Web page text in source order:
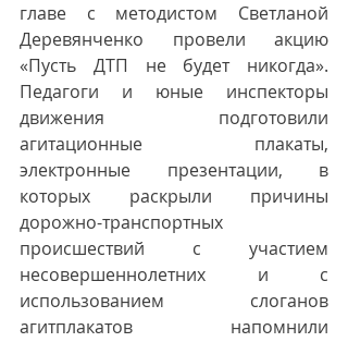
главе с методистом Светланой
Деревянченко провели акцию
«Пусть ДТП не будет никогда».
Педагоги и юные инспекторы
движения подготовили
агитационные плакаты,
электронные презентации, в
которых раскрыли причины
дорожно-транспортных
происшествий с участием
несовершеннолетних и с
использованием слоганов
агитплакатов напомнили